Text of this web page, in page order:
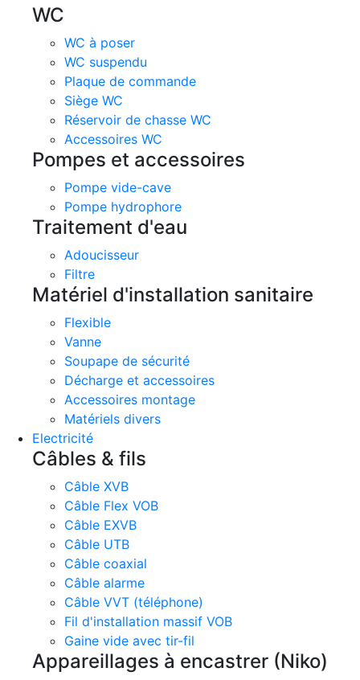
WC
WC à poser
WC suspendu
Plaque de commande
Siège WC
Réservoir de chasse WC
Accessoires WC
Pompes et accessoires
Pompe vide-cave
Pompe hydrophore
Traitement d'eau
Adoucisseur
Filtre
Matériel d'installation sanitaire
Flexible
Vanne
Soupape de sécurité
Décharge et accessoires
Accessoires montage
Matériels divers
Electricité
Câbles & fils
Câble XVB
Câble Flex VOB
Câble EXVB
Câble UTB
Câble coaxial
Câble alarme
Câble VVT (téléphone)
Fil d'installation massif VOB
Gaine vide avec tir-fil
Appareillages à encastrer (Niko)